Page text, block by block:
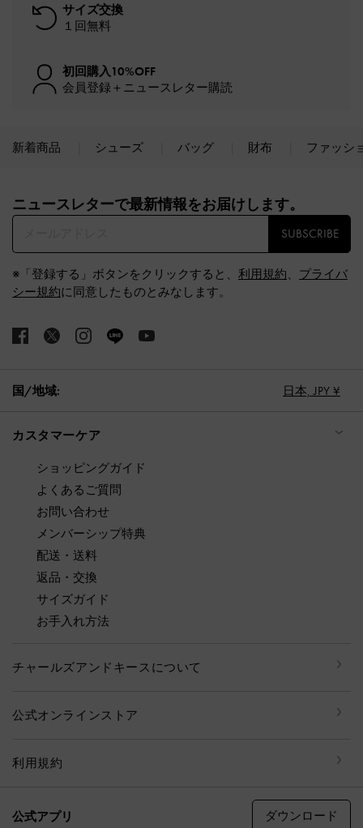
サイズ交換
１回無料
初回購入10%OFF
会員登録＋ニュースレター購読
新着商品 シューズ バッグ 財布 ファッシ
ニュースレターで最新情報をお届けします。​
SUBSCRIBE
※「登録する」ボタンをクリックすると、 利用規約、 プライバ
シー規約に同意したものとみなします。
国/地域: 日本, JPY ¥
カスタマーケア
ショッピングガイド
よくあるご質問
お問い合わせ
メンバーシップ特典
配送・送料
返品・交換
サイズガイド
お手入れ方法
チャールズアンドキースについて
公式オンラインストア
利用規約
公式アプリ ダウンロード